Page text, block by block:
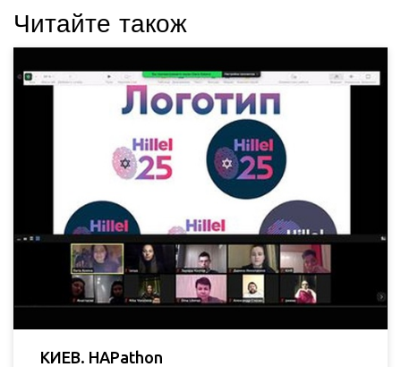
Читайте також
КИЕВ. HAPathon